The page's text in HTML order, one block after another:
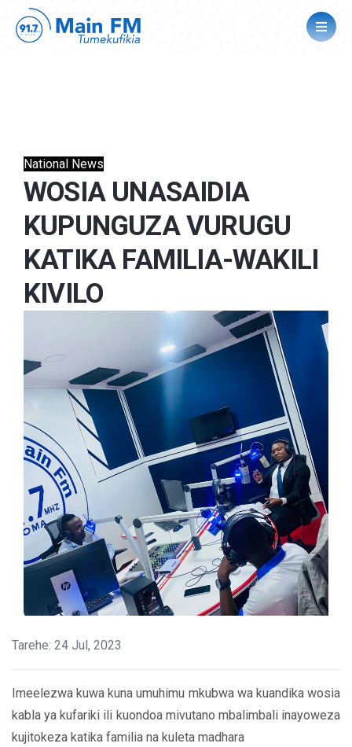
National News
WOSIA UNASAIDIA
KUPUNGUZA VURUGU
KATIKA FAMILIA-WAKILI
KIVILO
Tarehe: 24 Jul, 2023
Imeelezwa kuwa kuna umuhimu mkubwa wa kuandika wosia
kabla ya kufariki ili kuondoa mivutano mbalimbali inayoweza
kujitokeza katika familia na kuleta madhara